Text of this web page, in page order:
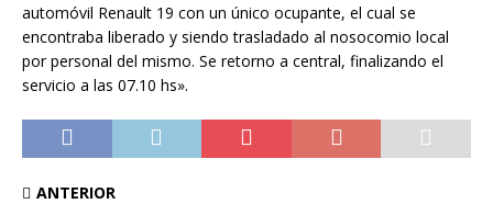
automóvil Renault 19 con un único ocupante, el cual se
encontraba liberado y siendo trasladado al nosocomio local
por personal del mismo. Se retorno a central, finalizando el
servicio a las 07.10 hs».
ANTERIOR